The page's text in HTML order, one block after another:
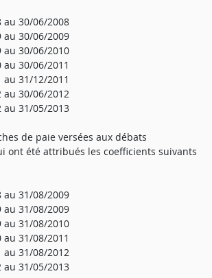
au 30/06/2008
au 30/06/2009
au 30/06/2010
30/06/2011
31/12/2011
au 30/06/2012
au 31/05/2013
de paie versées aux débats
ont été attribués les coefficients suivants
au 31/08/2009
au 31/08/2009
au 31/08/2010
31/08/2011
au 31/08/2012
au 31/05/2013